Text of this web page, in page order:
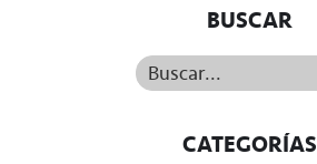
BUSCAR
Buscar...
CATEGORÍAS